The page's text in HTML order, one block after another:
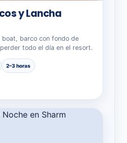
y Lancha
boat, barco con fondo de
todo el día en el resort.
2–3 horas